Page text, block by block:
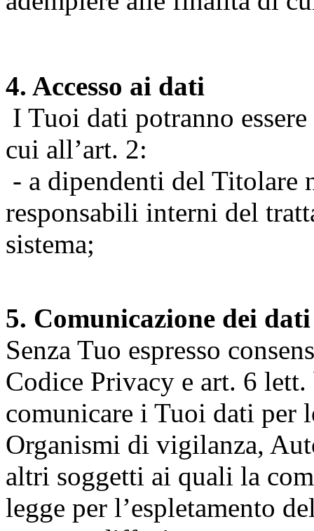
4. Accesso ai dati
I Tuoi dati potranno
cui all’art. 2:
- a dipendenti del Titolare
responsabili interni del
sistema;
5. Comunicazione dei dati
Senza Tuo espresso
Codice Privacy e art. 6
comunicare i Tuoi dati per
Organismi di vigilanza,
altri soggetti ai quali la
legge per l’espletamento